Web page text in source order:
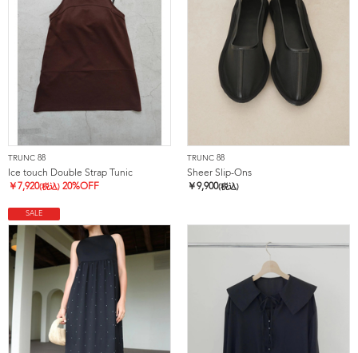
TRUNC 88
Ice touch Double Strap Tunic
￥ 7,920(税込) 20%OFF
TRUNC 88
Sheer Slip-Ons
￥9,900(税込)
SALE